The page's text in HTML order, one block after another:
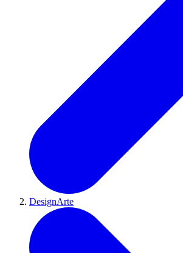
DesignArte